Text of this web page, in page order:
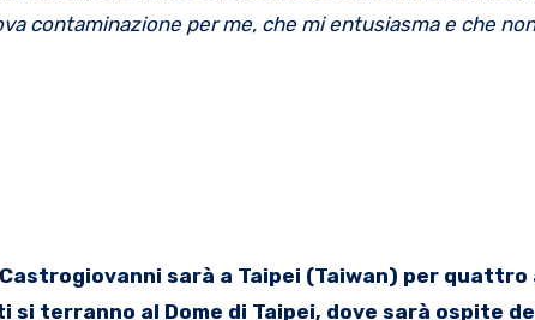
contaminazione per me, che mi entusiasma e che
Castrogiovanni sarà a Taipei (Taiwan) per
terranno al Dome di Taipei, dove sarà ospite